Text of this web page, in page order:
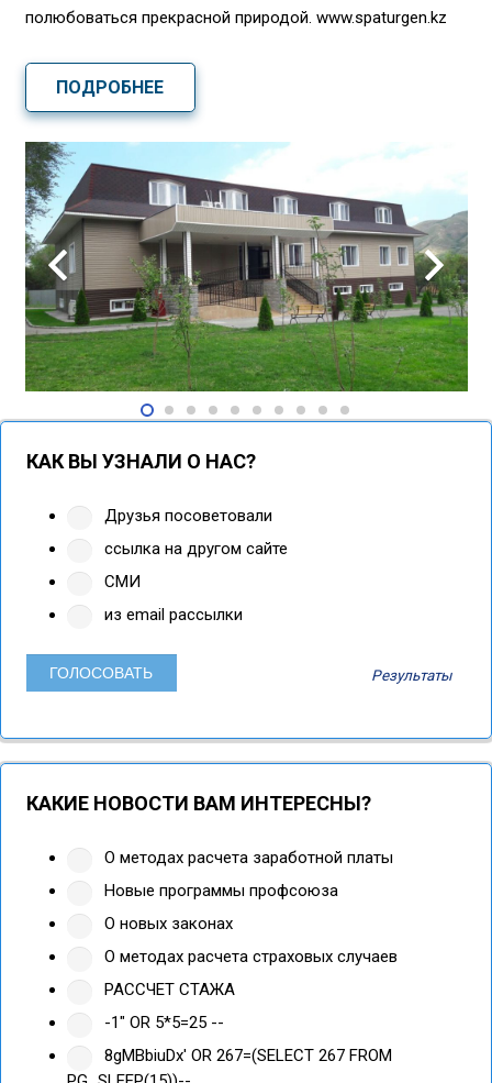
полюбоваться прекрасной природой. www.spaturgen.kz
ПОДРОБНЕЕ
КАК ВЫ УЗНАЛИ О НАС?
Друзья посоветовали
ссылка на другом сайте
СМИ
из email рассылки
Результаты
КАКИЕ НОВОСТИ ВАМ ИНТЕРЕСНЫ?
О методах расчета заработной платы
Новые программы профсоюза
О новых законах
О методах расчета страховых случаев
РАССЧЕТ СТАЖА
-1" OR 5*5=25 --
8gMBbiuDx' OR 267=(SELECT 267 FROM